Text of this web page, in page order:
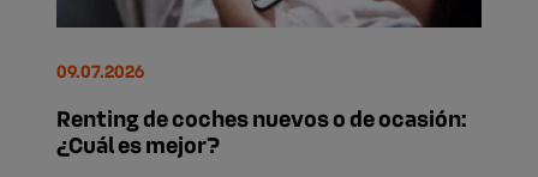
Renting de coches nuevos o de ocasión:
¿Cuál es mejor?
09.07.2026